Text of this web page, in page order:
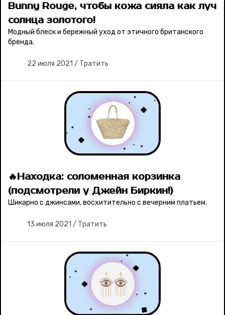
Bunny Rouge, чтобы кожа сияла как луч
солнца золотого!
Модный блеск и бережный уход от этичного британского
бренда.
22 июля 2021 / Тратить
🔥Находка: соломенная корзинка
(подсмотрели у Джейн Биркин!)
Шикарно с джинсами, восхитительно с вечерним платьем.
13 июля 2021 / Тратить